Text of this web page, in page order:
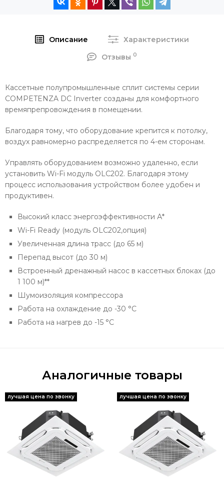
Описание
Характеристики
Отзывы 0
Кассетные полупромышленные сплит системы серии
COMPETENZA DC Inverter созданы для комфортного
времяпрепровождения в помещении.
Благодаря тому, что оборудование крепится к потолку,
воздух равномерно распределяется по 4-ем сторонам.
Управлять оборудованием возможно удаленно, если
установить Wi-Fi модуль OLC202. Благодаря этому
процесс использования устройством более удобен и
продуктивен.
Высокий класс энергоэффективности А*
Wi-Fi Ready (модуль OLC202,опция)
Увеличенная длина трасс (до 65 м)
Перепад высот (до 30 м)
Встроенный дренажный насос в кассетных блоках (до
1 100 м)**
Шумоизоляция компрессора
Работа на охлаждение до -30 °С
Работа на нагрев до -15 °С
Аналогичные товары